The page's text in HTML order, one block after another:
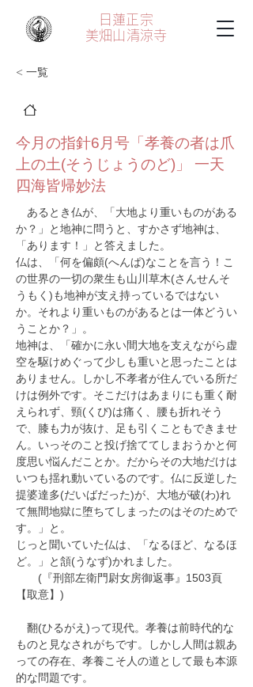
日蓮正宗
美畑山 清涼寺
< 一覧
今月の指針6月号「孝養の者は爪
上の土(そうじょうのど)」 一天
四海皆帰妙法
あるとき仏が、「大地より重いものがある
か？」と地神に問うと、すかさず地神は、
「あります！」と答えました。
仏は、「何を偏頗(へんぱ)なことを言う！こ
の世界の一切の衆生も山川草木(さんせんそ
うもく)も地神が支え持っているではない
か。それより重いものがあるとは一体どうい
うことか？」。
地神は、「確かに永い間大地を支えながら虚
空を駆けめぐって少しも重いと思ったことは
ありません。しかし不孝者が住んでいる所だ
けは例外です。そこだけはあまりにも重く耐
えられず、頸(くび)は痛く、腰も折れそう
で、膝も力が抜け、足も引くこともできませ
ん。いっそのこと投げ捨ててしまおうかと何
度思い悩んだことか。だからその大地だけは
いつも揺れ動いているのです。仏に反逆した
提婆達多(だいばだった)が、大地が破(わ)れ
て無間地獄に堕ちてしまったのはそのためで
す。」と。
じっと聞いていた仏は、「なるほど、なるほ
ど。」と頷(うなず)かれました。
(『刑部左衛門尉女房御返事』1503頁
【取意】)
翻(ひるがえ)って現代。孝養は前時代的な
ものと見なされがちです。しかし人間は親あ
っての存在、孝養こそ人の道として最も本源
的な問題です。